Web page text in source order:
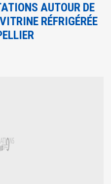
AUTOUR DE
RÉFRIGÉRÉE